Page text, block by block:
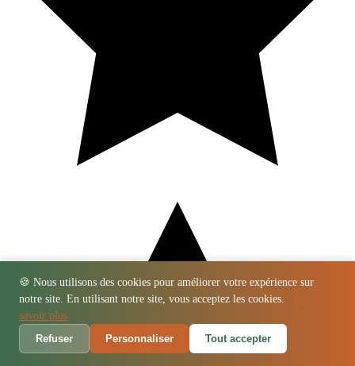
🍪 Nous utilisons des cookies pour améliorer votre expérience sur
notre site. En utilisant notre site, vous acceptez les cookies.
savoir plus
Refuser
Personnaliser Tout accepter